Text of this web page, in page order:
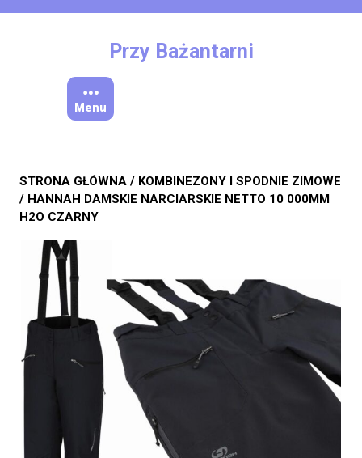
Przy Bażantarni
Menu
STRONA GŁÓWNA / KOMBINEZONY I SPODNIE ZIMOWE
/ HANNAH DAMSKIE NARCIARSKIE NETTO 10 000MM
H2O CZARNY